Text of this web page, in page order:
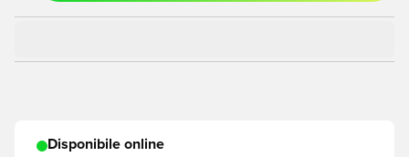
Disponibile online